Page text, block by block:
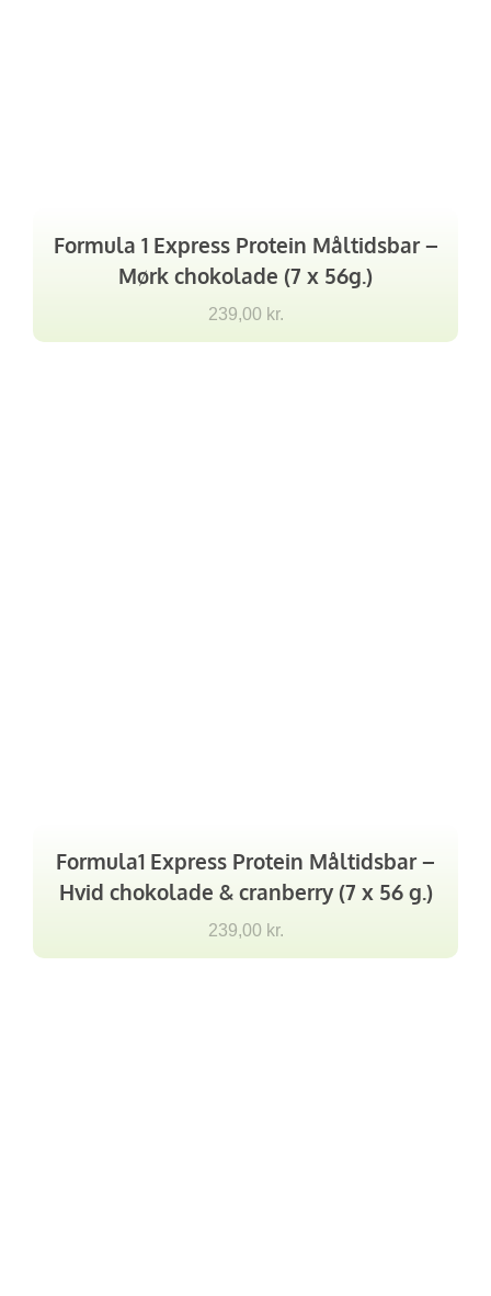
Formula 1 Express Protein Måltidsbar –
Mørk chokolade (7 x 56g.)
239,00 kr.
Formula1 Express Protein Måltidsbar –
Hvid chokolade & cranberry (7 x 56 g.)
239,00 kr.